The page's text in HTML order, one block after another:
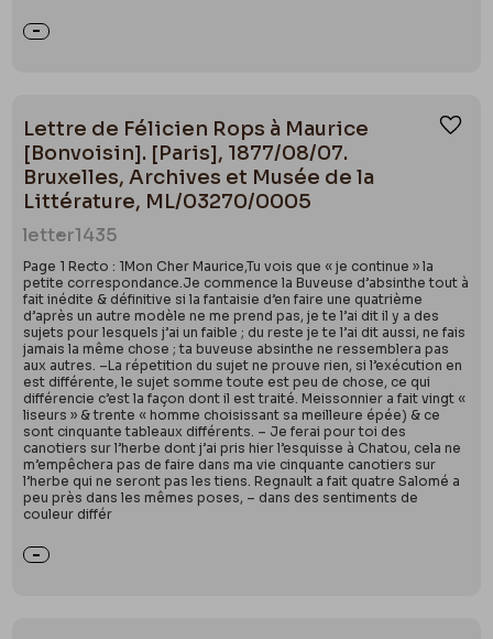
Lettre de Félicien Rops à Maurice
[Bonvoisin]. [Paris], 1877/08/07.
Bruxelles, Archives et Musée de la
Littérature, ML/03270/0005
letter1435
Page 1 Recto : 1Mon Cher Maurice,Tu vois que « je continue » la
petite correspondance.Je commence la Buveuse d’absinthe tout à
fait inédite & définitive si la fantaisie d’en faire une quatrième
d’après un autre modèle ne me prend pas, je te l’ai dit il y a des
sujets pour lesquels j’ai un faible ; du reste je te l’ai dit aussi, ne fais
jamais la même chose ; ta buveuse absinthe ne ressemblera pas
aux autres. –La répetition du sujet ne prouve rien, si l’exécution en
est différente, le sujet somme toute est peu de chose, ce qui
différencie c’est la façon dont il est traité. Meissonnier a fait vingt «
liseurs » & trente « homme choisissant sa meilleure épée) & ce
sont cinquante tableaux différents. – Je ferai pour toi des
canotiers sur l’herbe dont j’ai pris hier l’esquisse à Chatou, cela ne
m’empêchera pas de faire dans ma vie cinquante canotiers sur
l’herbe qui ne seront pas les tiens. Regnault a fait quatre Salomé a
peu près dans les mêmes poses, – dans des sentiments de
couleur différ